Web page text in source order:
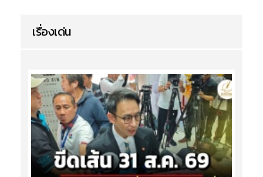
เรื่องเด่น